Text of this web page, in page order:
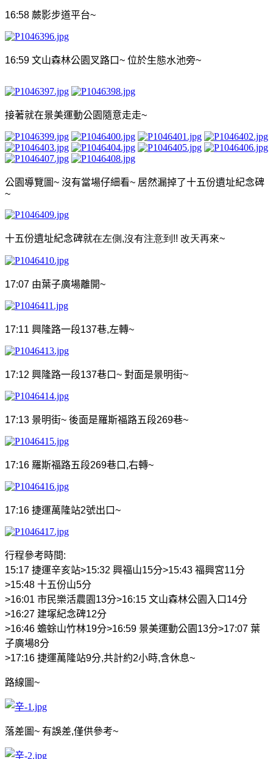
16:58 蕨影步道平台~
16:59 文山森林公園叉路口~ 位於生態水池旁~
接著就在景美運動公園隨意走走~
公園導覽圖~ 沒有當場仔細看~ 居然漏掉了十五份遺址紀念碑
~
十五份遺址紀念碑就在左側,沒有注意到!! 改天再來~
17:07 由葉子廣場離開~
17:11 興隆路一段137巷,左轉~
17:12 興隆路一段137巷口~ 對面是景明街~
17:13 景明街~ 後面是羅斯福路五段269巷~
17:16 羅斯福路五段269巷口 ,右轉~
17:16 捷運萬隆站2號出口~
行程參考時間:
15:17 捷運辛亥站>15:32 興福山15分>15:43 福興宮11分
>15:48 十五份山5分
>16:01 市民樂活農園 13分>16:15 文山森林公園入口 14分
>16:27 建塚紀念碑12分
>16:46 蟾蜍山竹林19分>16:59 景美運動公園 13分>17:07 葉
子廣場8分
>17:16 捷運萬隆站9分,共計約2小時,含休息~
路線圖~
落差圖~ 有誤差,僅供參考~